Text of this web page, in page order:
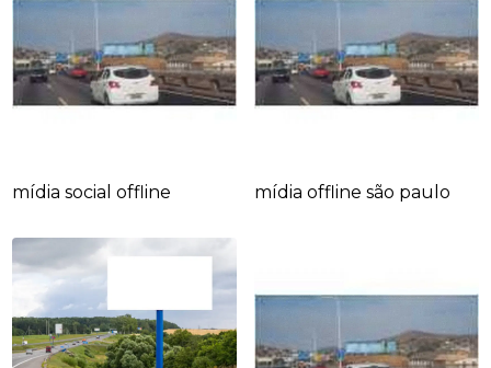
mídia social offline mídia offline são paulo